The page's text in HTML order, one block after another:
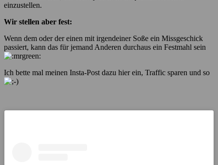
einzustellen.
Wir stellen aber fest:
Wenn dem oder der einen mit irgendeiner Soße ein Missgeschick
passiert, kann das für jemand Anderen durchaus ein Festmahl sein
Ich bette mal meinen Insta-Post dazu hier ein, Traffic sparen und so